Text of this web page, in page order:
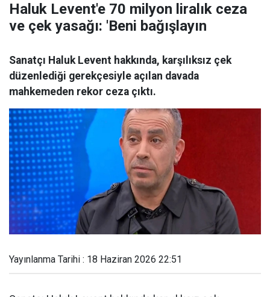
Haluk Levent'e 70 milyon liralık ceza
ve çek yasağı: 'Beni bağışlayın
Sanatçı Haluk Levent hakkında, karşılıksız çek
düzenlediği gerekçesiyle açılan davada
mahkemeden rekor ceza çıktı.
Yayınlanma Tarihi : 18 Haziran 2026 22:51